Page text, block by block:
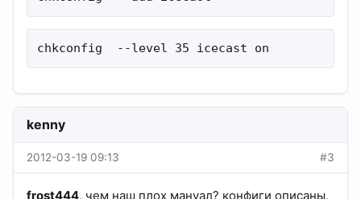
chkconfig  --level 35 icecast on
kenny
2012-03-19 09:13 #3
frost444, чем наш плох мануал? конфиги описаны,